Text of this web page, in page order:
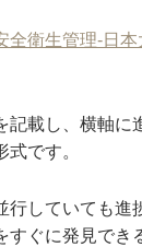
全衛生管理-日
記載し、横軸に
です。
行していても進
すぐに発見でき